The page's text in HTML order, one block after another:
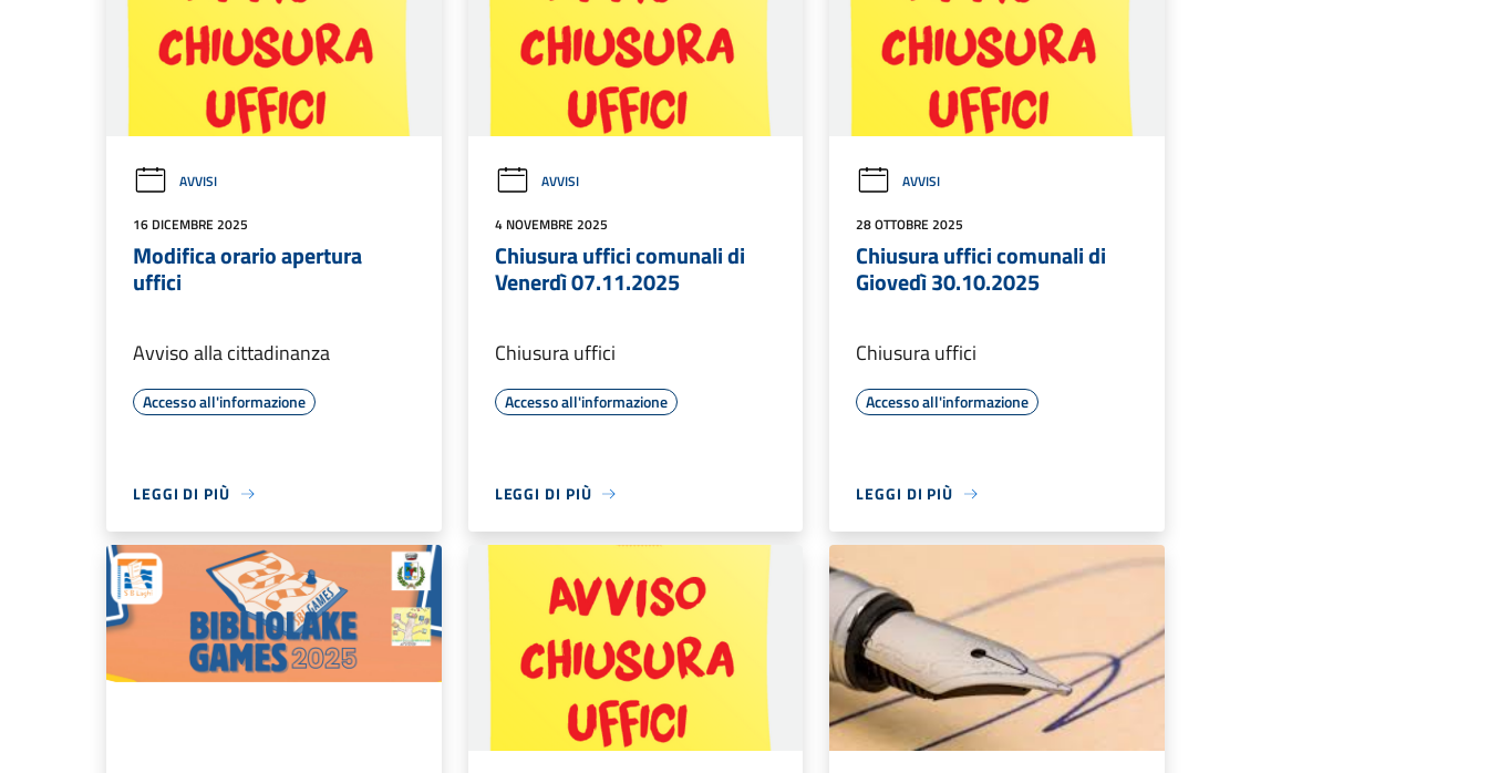
AVVISI
16 DICEMBRE 2025
Modifica orario apertura
uffici
Avviso alla cittadinanza
Accesso all'informazione
LEGGI DI PIÙ
AVVISI
4 NOVEMBRE 2025
Chiusura uffici comunali di
Venerdì 07.11.2025
Chiusura uffici
Accesso all'informazione
LEGGI DI PIÙ
AVVISI
28 OTTOBRE 2025
Chiusura uffici comunali di
Giovedì 30.10.2025
Chiusura uffici
Accesso all'informazione
LEGGI DI PIÙ